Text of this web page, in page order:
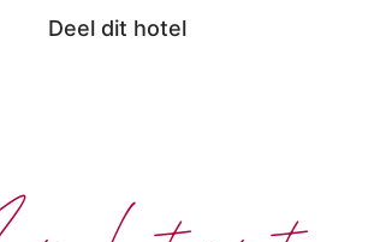
Deel dit hotel